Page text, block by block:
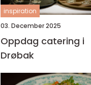
inspiration
03. December 2025
Oppdag catering i
Drøbak